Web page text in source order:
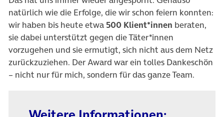
natürlich wie die Erfolge, die wir schon feiern konnten:
wir haben bis heute etwa 500 Klient*innen beraten,
sie dabei unterstützt gegen die Täter*innen
vorzugehen und sie ermutigt, sich nicht aus dem Netz
zurückzuziehen. Der Award war ein tolles Dankeschön
– nicht nur für mich, sondern für das ganze Team.